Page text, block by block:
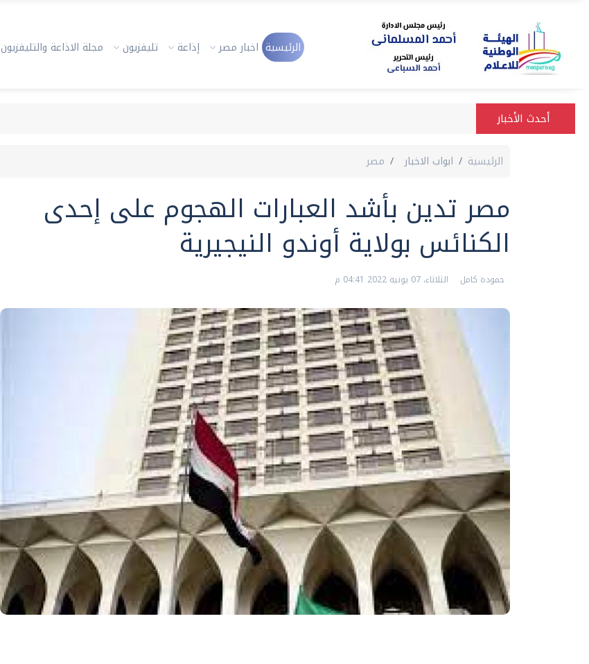
الرئيسية اخبار مصر إذاعة تليفزيون مجلة الاذاعة والتليفزيون
أحدث الأخبار
الرئيسية ابواب الاخبار مصر
مصر تدين بأشد العبارات الهجوم على إحدى
الكنائس بولاية أوندو النيجيرية
حمودة كامل الثلاثاء، 07 يونيه 2022 04:41 م